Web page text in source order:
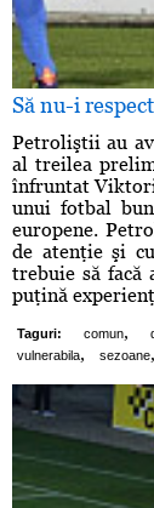
Să nu-i
Petroliştii au
al treilea
înfruntat
unui fotbal
europene.
de atenţie şi
trebuie să facă
puţină
Taguri: comun,
vulnerabila, sezoane,